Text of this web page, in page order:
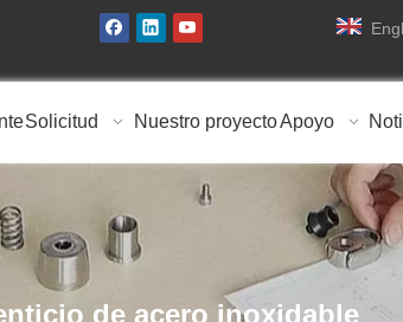
Solicitud Nuestro proyectoApoyo
de acero inoxidable